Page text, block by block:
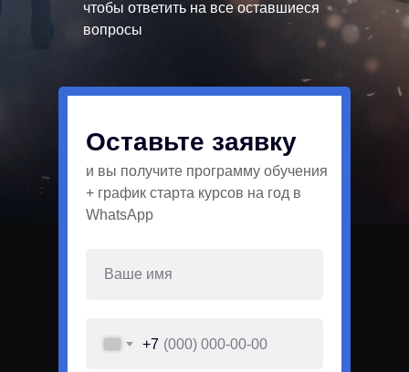
Оставьте заявку
и вы получите программу обучения
+ график старта курсов на год в
WhatsApp
чтобы ответить на все оставшиеся
вопросы
+7